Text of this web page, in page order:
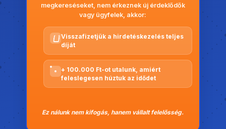
megkereséseket, nem érkeznek új érdeklődők
vagy ügyfelek, akkor:
Visszafizetjük a hirdetéskezelés teljes
díját
+ 100.000 Ft-ot utalunk, amiért
feleslegesen húztuk az idődet
Ez nálunk nem kifogás, hanem vállalt felelősség.